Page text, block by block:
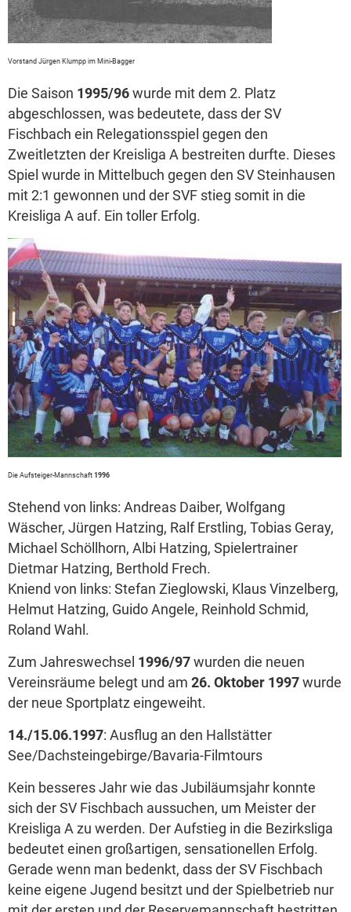
Vorstand Jürgen Klumpp im Mini-Bagger
Die Saison 1995/96 wurde mit dem 2. Platz
abgeschlossen, was bedeutete, dass der SV
Fischbach ein Relegationsspiel gegen den
Zweitletzten der Kreisliga A bestreiten durfte. Dieses
Spiel wurde in Mittelbuch gegen den SV Steinhausen
mit 2:1 gewonnen und der SVF stieg somit in die
Kreisliga A auf. Ein toller Erfolg.
Die Aufsteiger-Mannschaft 1996
Stehend von links: Andreas Daiber, Wolfgang
Wäscher, Jürgen Hatzing, Ralf Erstling, Tobias Geray,
Michael Schöllhorn, Albi Hatzing, Spielertrainer
Dietmar Hatzing, Berthold Frech.
Kniend von links: Stefan Zieglowski, Klaus Vinzelberg,
Helmut Hatzing, Guido Angele, Reinhold Schmid,
Roland Wahl.
Zum Jahreswechsel 1996/97 wurden die neuen
Vereinsräume belegt und am 26. Oktober 1997 wurde
der neue Sportplatz eingeweiht.
14./15.06.1997: Ausflug an den Hallstätter
See/Dachsteingebirge/Bavaria-Filmtours
Kein besseres Jahr wie das Jubiläumsjahr konnte
sich der SV Fischbach aussuchen, um Meister der
Kreisliga A zu werden. Der Aufstieg in die Bezirksliga
bedeutet einen großartigen, sensationellen Erfolg.
Gerade wenn man bedenkt, dass der SV Fischbach
keine eigene Jugend besitzt und der Spielbetrieb nur